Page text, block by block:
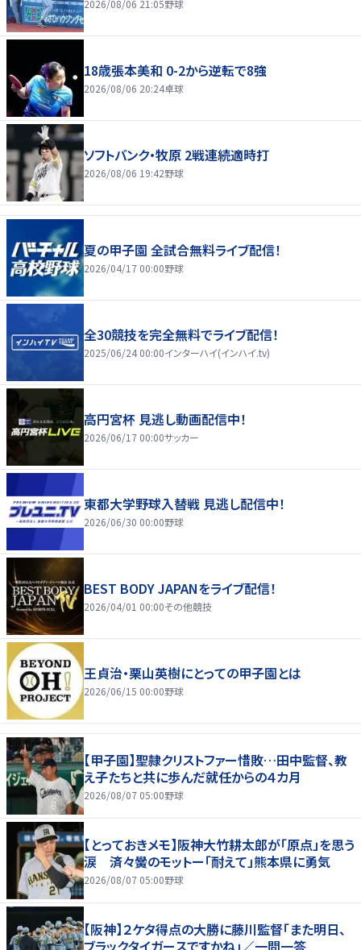
2026/08/06 21:05野球
18歳張本美和 0-2から逆転で8強
2026/08/06 20:24卓球
ソフトバンク・牧原 2戦連続適時打
2026/08/06 19:42野球
夏の甲子園 全試合無料ライブ配信！
2026/04/17 00:00野球
全30競技を完全無料でライブ配信！
2025/06/24 00:00インターハイ(インハイ.tv)
高円宮杯 見逃し動画配信中！
2026/06/17 00:00サッカー
東都大学野球入替戦 見逃し配信中！
2026/06/30 00:00野球
BEST BODY JAPANをライブ配信！
2026/04/01 00:00その他競技
王貞治・栗山英樹にとっての甲子園とは
2026/06/15 00:00野球
【甲子園】聖隷クリストファー惜敗…田中監督、教
え子たちと共に歩んだ就任からの４カ月
2026/08/07 05:00野球
【とっておきメモ】阪神大竹耕太郎が「原点」を思う
涙 済々黌のモットー「耐えて」熊本県に勇気
2026/08/07 05:00野球
【阪神】２ケタ得点の大勝に藤川監督「また明日、
ブラックタイガースですかね」／一問一答